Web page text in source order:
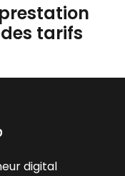
des tarifs
digital